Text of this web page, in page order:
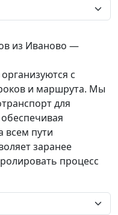
из Иваново —
с
и маршрута. Мы
для
всем пути
заранее
процесс